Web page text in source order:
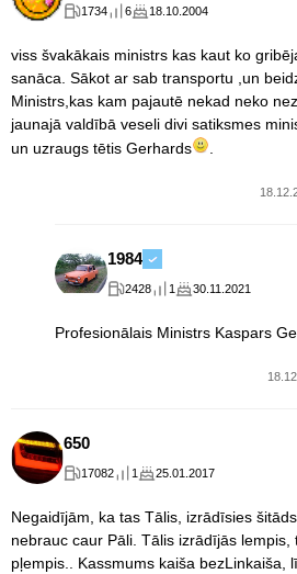
1734 6 18.10.2004
viss švakākais ministrs kas kaut ko
sanāca. Sākot ar sab transportu ,un
Ministrs,kas kam pajautē nekad neko
jaunajā valdībā veseli divi satiksmes
un uzraugs tētis Gerhards
1984
2428 1 30.11.2021
Profesionālais Ministrs Kaspars
650
17082 1 25.01.2017
Negaidījām, ka tas Tālis, izrādīsies
nebrauc caur Pāli. Tālis izrādījās lempis,
pļempis.. Kassmums kaiša bezLinkaiša,